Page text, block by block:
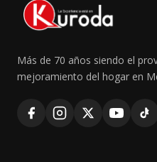
Más de 70 años siendo el
mejoramiento del hogar en